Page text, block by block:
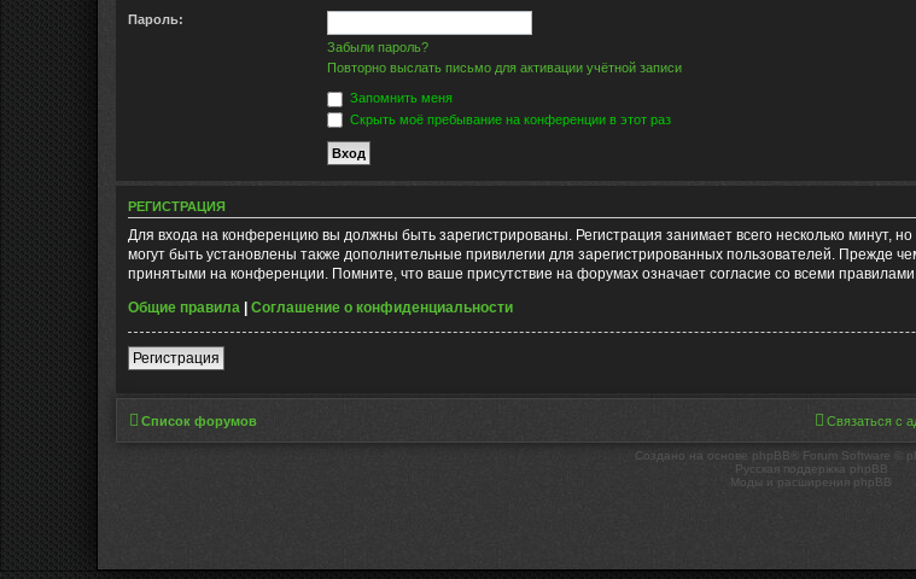
Пароль:
Забыли пароль?
Повторно выслать письмо для активации учётной записи
Запомнить меня
Скрыть моё пребывание на конференции в этот раз
РЕГИСТРАЦИЯ
Для входа на конференцию вы должны быть зарегистрированы. Регистрация занимает всего несколько минут,
могут быть установлены также дополнительные привилегии для зарегистрированных пользователей. Прежде
принятыми на конференции. Помните, что ваше присутствие на форумах означает согласие со всеми правилами.
Общие правила | Соглашение о конфиденциальности
Регистрация
Список форумов Связаться с
Создано на основе phpBB® Forum Software ©
Русская поддержка phpBB
Моды и расширения phpBB